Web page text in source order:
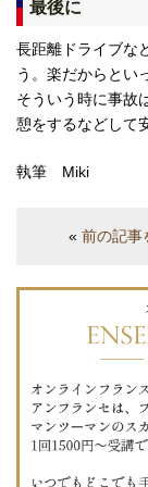
最後に
長距離ドライブな
う。楽だからとい
そういう時に事故
憩をするなどして
執筆 Miki
«前の記事